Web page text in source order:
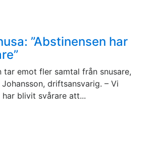
”Abstinensen har
tar emot fler samtal från snusare,
driftsansvarig. – Vi
blivit svårare att...